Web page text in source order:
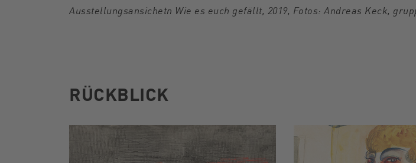
Ausstellungsansichetn Wie es euch gefällt, 2019, Fotos: Andreas Keck,
RÜCKBLICK